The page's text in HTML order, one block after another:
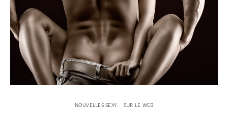
NOUVELLES SEXY SUR LE WEB